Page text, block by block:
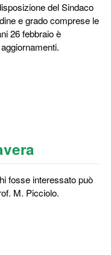
del Sindaco
e grado comprese le
26 febbraio è
fosse interessato può
M. Picciolo.